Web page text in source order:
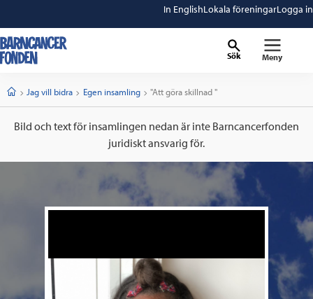
In EnglishLokala föreningarLogga in
Sök Meny
StartJag vill bidra Egen insamling Current:
"Att göra skillnad "
Bild och text för insamlingen nedan är inte Barncancerfonden
juridiskt ansvarig för.